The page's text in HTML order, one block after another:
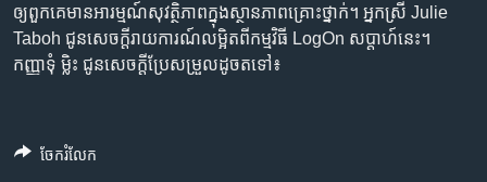
រកឲ្យ​ពួកគេ​មានអារម្មណ៍​សុវត្ថិភាព​ក្នុង​ស្ថានភាព​គ្រោះថ្នាក់។ អ្នកស្រី Julie
Taboh ​ជូនសេចក្តី​រាយការណ៍​លម្អិត​ពី​កម្មវិធី LogOn សប្តាហ៍​នេះ។
កញ្ញាទុំ ម្លិះ ជូនសេចក្តីប្រែសម្រួល​ដូចតទៅ៖
ចែករំលែក